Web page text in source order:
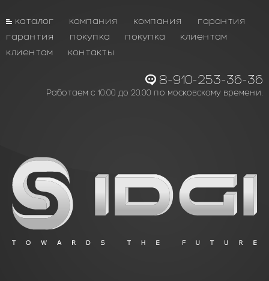
каталог компания компания
гарантия
гарантия
покупка покупка
клиентам
клиентам
контакты
8-910-253-36-36
Работаем с 10.00 до 20.00 по московскому времени.